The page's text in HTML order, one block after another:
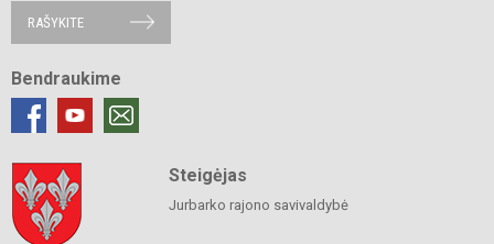
RAŠYKITE
Bendraukime
Steigėjas
Jurbarko rajono savivaldybė